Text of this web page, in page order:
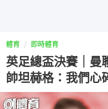
體育 即時體育
英足總盃決賽｜
帥坦赫格：我們心